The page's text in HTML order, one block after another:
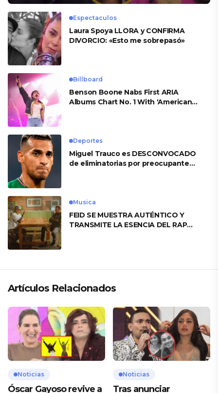
Espectaculos
Laura Spoya LLORA y CONFIRMA
DIVORCIO: «Esto me sobrepasó»
Billboard
Benson Boone Nabs First ARIA
Albums Chart No. 1 With ‘American
Deportes
Miguel Trauco es DESCONVOCADO
de eliminatorias por preocupante
Musica
FEID SE MUESTRA AUTÉNTICO Y
TRANSMITE LA ESENCIA DEL RAP
Artículos Relacionados
Noticias
Óscar Gayoso revive a
Noticias
Tras anunciar